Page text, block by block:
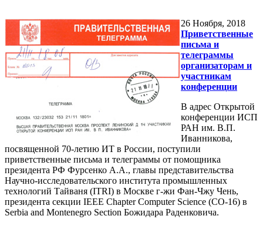
26 Ноября, 2018
Приветственные
письма и
телеграммы
организаторам и
участникам
конференции
В адрес Открытой
конференции ИСП
РАН им. В.П.
Иванникова,
посвященной 70-летию ИТ в России, поступили
приветственные письма и телеграммы от помощника
президента РФ Фурсенко А.А., главы представительства
Научно-исследовательского института промышленных
технологий Тайваня (ITRI) в Москве г-жи Фан-Чжу Чень,
президента секции IEEE Chapter Computer Science (CO-16) в
Serbia and Montenegro Section Божидара Раденковича.